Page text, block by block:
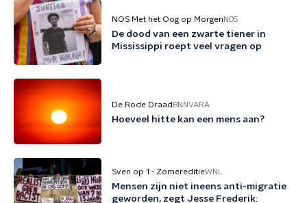
NOS Met het Oog op Morgen NOS
De dood van een zwarte tiener in
Mississippi roept veel vragen op
De Rode Draad BNNVARA
Hoeveel hitte kan een mens aan?
Sven op 1 - ZomereditieWNL
Mensen zijn niet ineens anti-migratie
geworden, zegt Jesse Frederik: